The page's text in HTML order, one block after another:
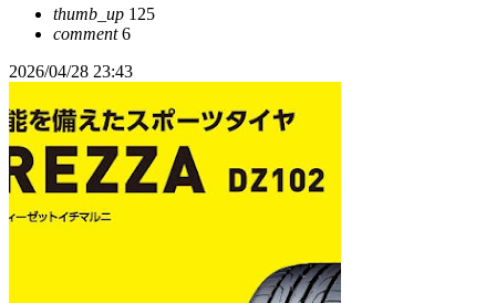
thumb_up 125
comment6
2026/04/28 23:43